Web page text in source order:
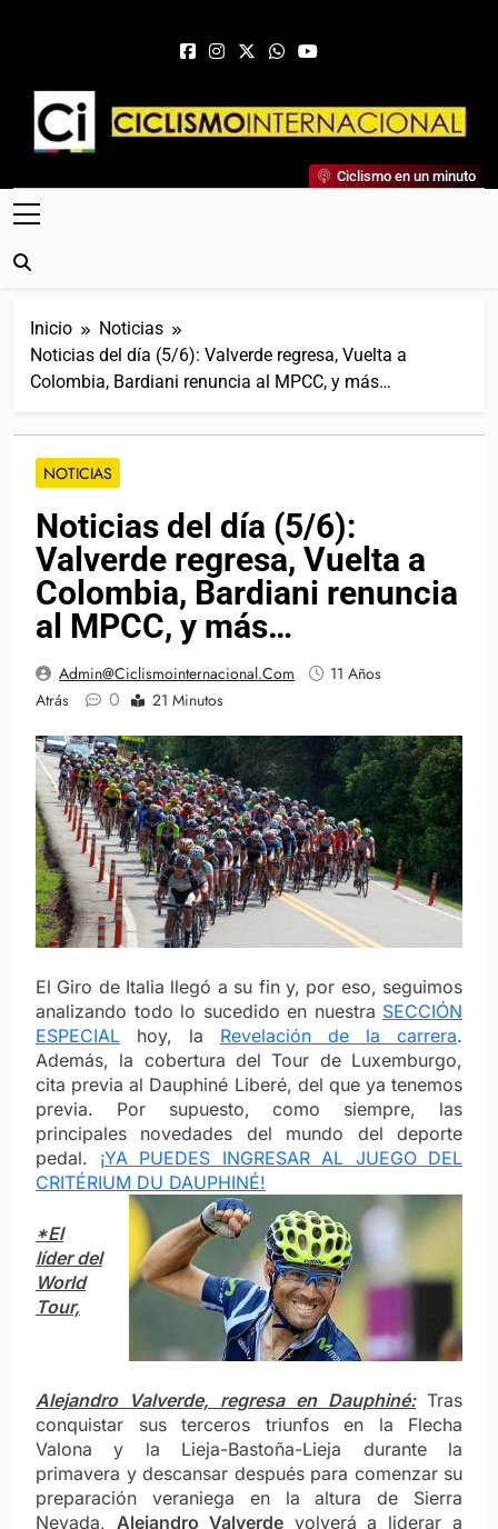
Ciclismo Internacional
Web Dedicada Al Ciclismo Mundial. Entrevistas, Análisis,
Crónicas, Previas Y Más. La Web Ciclista De Referencia.
Ciclismo en un minuto
Inicio
Noticias
Noticias del día (5/6): Valverde regresa, Vuelta a
Colombia, Bardiani renuncia al MPCC, y más…
NOTICIAS
Noticias del día (5/6):
Valverde regresa, Vuelta a
Colombia, Bardiani renuncia
al MPCC, y más…
Admin@ciclismointernacional.com
11 Años
Atrás
0 21 Minutos
El Giro de Italia llegó a su fin y, por eso, seguimos
analizando todo lo sucedido en nuestra SECCIÓN
ESPECIAL hoy, la Revelación de la carrera.
Además, la cobertura del Tour de Luxemburgo,
cita previa al Dauphiné Liberé, del que ya tenemos
previa. Por supuesto, como siempre, las
principales novedades del mundo del deporte
pedal. ¡YA PUEDES INGRESAR AL JUEGO DEL
CRITÉRIUM DU DAUPHINÉ!
*El
líder del
World
Tour,
Alejandro Valverde, regresa en Dauphiné: Tras
conquistar sus terceros triunfos en la Flecha
Valona y la Lieja-Bastoña-Lieja durante la
primavera y descansar después para comenzar su
preparación veraniega en la altura de Sierra
Nevada, Alejandro Valverdevolverá a liderar a